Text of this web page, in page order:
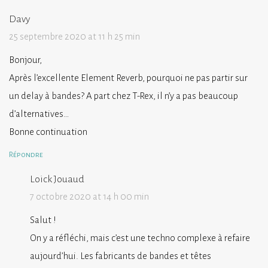
Davy
25 septembre 2020 at 11 h 25 min
Bonjour,
Après l’excellente Element Reverb, pourquoi ne pas partir sur
un delay à bandes? A part chez T-Rex, il n’y a pas beaucoup
d’alternatives…
Bonne continuation
Répondre
Loick Jouaud
7 octobre 2020 at 14 h 00 min
Salut !
On y a réfléchi, mais c’est une techno complexe à refaire
aujourd’hui. Les fabricants de bandes et têtes